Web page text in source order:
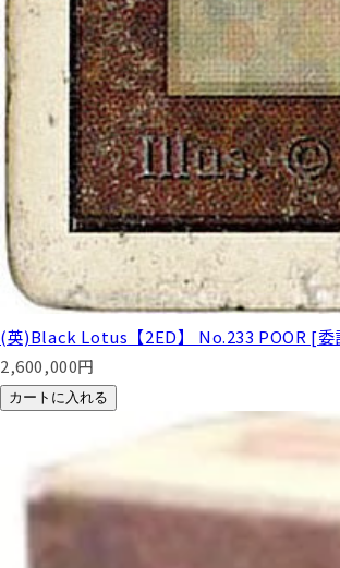
(英)Black Lotus【2ED】 No.233 POOR [委
2,600,000円
カートに入れる